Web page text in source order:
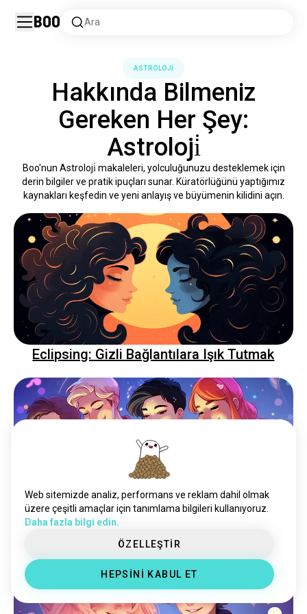
Boo Ara
ASTROLOJİ
Hakkında Bilmeniz
Gereken Her Şey:
Astroloji̇
Boo'nun Astroloji̇ makaleleri, yolculuğunuzu desteklemek için
derin bilgiler ve pratik ipuçları sunar. Küratörlüğünü yaptığımız
kaynakları keşfedin ve yeni anlayış ve büyümenin kilidini açın.
Eclipsing: Gizli Bağlantılara Işık Tutmak
Yıldızları Hizalamak: Çevrimiçi Astroloji
Arkadaşları Bulmanın Nihai Rehberi
Web sitemizde analiz, performans ve reklam dahil olmak
üzere çeşitli amaçlar için tanımlama bilgileri kullanıyoruz.
Daha fazla bilgi edin.
ÖZELLEŞTİR
HEPSİNİ KABUL ET